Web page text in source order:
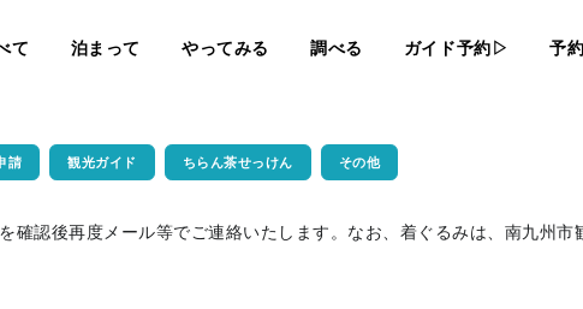
て 泊まって やってみる 調べる ガイド予約▷ 予
請 観光ガイド ちらん茶せっけん その他
認後再度メール等でご連絡いたします。なお、着ぐるみは、南九州